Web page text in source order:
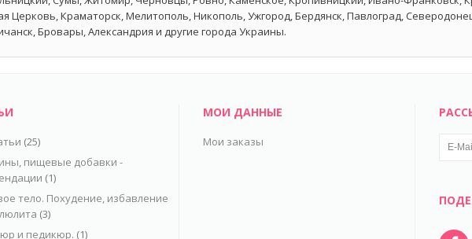
Церковь, Краматорск, Мелитополь, Никополь, Ужгород, Бердянск, Павлоград,
Бровары, Александрия и другие города Украины.
(25)
пищевые добавки -
(1)
тело. Похудение, избавление
(3)
и педикюр. (1)
МОИ ДАННЫЕ
Мои заказы